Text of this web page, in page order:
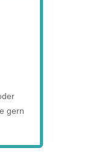
gern